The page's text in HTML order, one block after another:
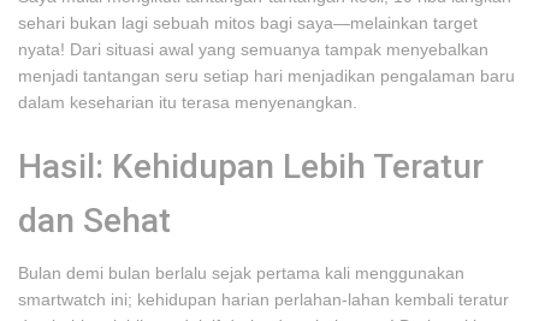
sehari bukan lagi sebuah mitos bagi saya—melainkan target
nyata! Dari situasi awal yang semuanya tampak menyebalkan
menjadi tantangan seru setiap hari menjadikan pengalaman baru
dalam keseharian itu terasa menyenangkan.
Hasil: Kehidupan Lebih Teratur
dan Sehat
Bulan demi bulan berlalu sejak pertama kali menggunakan
smartwatch ini; kehidupan harian perlahan-lahan kembali teratur